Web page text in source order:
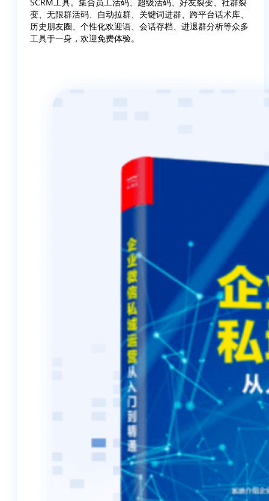
变、无限群活码、自动拉群、关键词进群、跨平台话术库、
历史朋友圈、个性化欢迎语、会话存档、进退群分析等众多
工具于一身，欢迎免费体验。